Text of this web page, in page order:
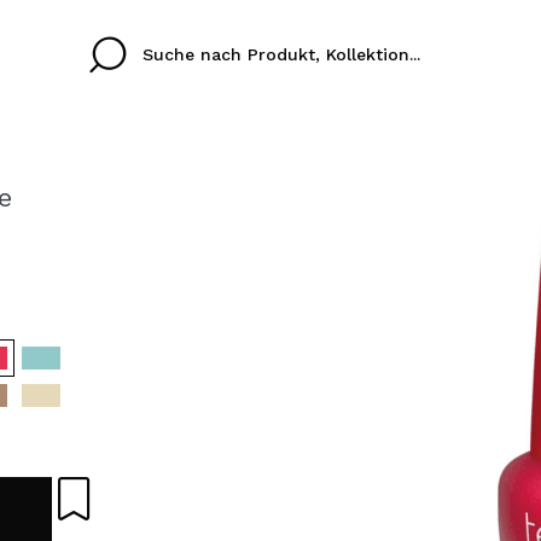
Ich habe hier kein
ICH
Durch die Erstellung
Einkäufe schnell
colori